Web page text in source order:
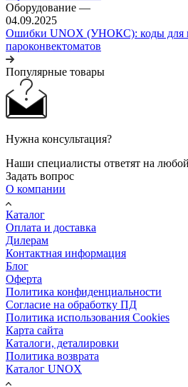
Оборудование —
04.09.2025
Ошибки UNOX (УНОКС): коды для
пароконвектоматов
Популярные товары
Нужна консультация?
Наши специалисты ответят на
Задать вопрос
О компании
Каталог
Оплата и доставка
Дилерам
Контактная информация
Блог
Оферта
Политика конфиденциальности
Согласие на обработку ПД
Политика использования Cookies
Карта сайта
Каталоги, деталировки
Политика возврата
Каталог UNOX